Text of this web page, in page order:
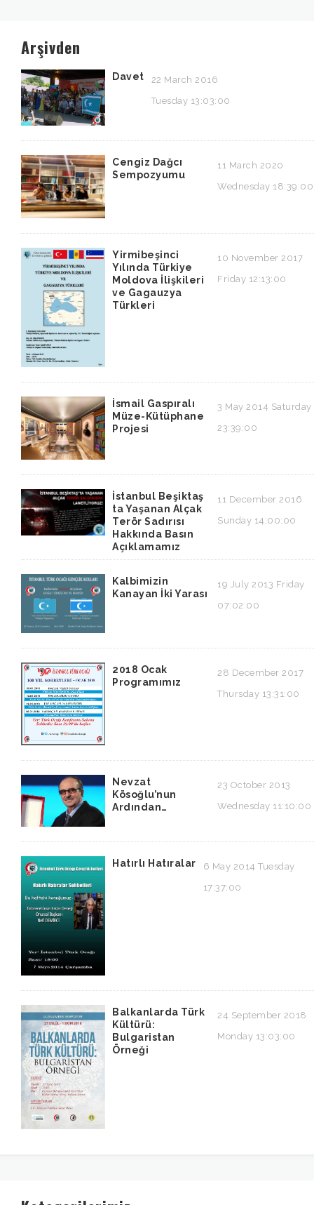
Arşivden
Davet
22 March 2016
Tuesday 13:03:00
Cengiz Dağcı
Sempozyumu
11 March 2020
Wednesday 18:39:00
Yirmibeşinci
Yılında Türkiye
Moldova İlişkileri
ve Gagauzya
Türkleri
10 November 2017
Friday 12:13:00
İsmail Gaspıralı
Müze-Kütüphane
Projesi
3 May 2014 Saturday
23:39:00
İstanbul Beşiktaş
ta Yaşanan Alçak
Terör Sadırısı
Hakkında Basın
Açıklamamız
11 December 2016
Sunday 14:00:00
Kalbimizin
Kanayan İki Yarası
19 July 2013 Friday
07:02:00
2018 Ocak
Programımız
28 December 2017
Thursday 13:31:00
Nevzat
Kösoğlu’nun
Ardından…
23 October 2013
Wednesday 11:10:00
Hatırlı Hatıralar
6 May 2014 Tuesday
17:37:00
Balkanlarda Türk
Kültürü:
Bulgaristan
Örneği
24 September 2018
Monday 13:03:00